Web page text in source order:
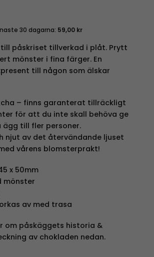
30 dagarna: 59,00 kr
påskriset tillverkad i plåt. Prytt
mönster i fina färger. En
till någon som älskar
– finns garanterat tillräckligt
för att du inte skall behöva ge
till fler personer.
njut av det återvändande ljuset
vårens blomsterprakt!
x 50mm
mönster
av med trasa
om påskäggets historia &
av chokladen nedan.